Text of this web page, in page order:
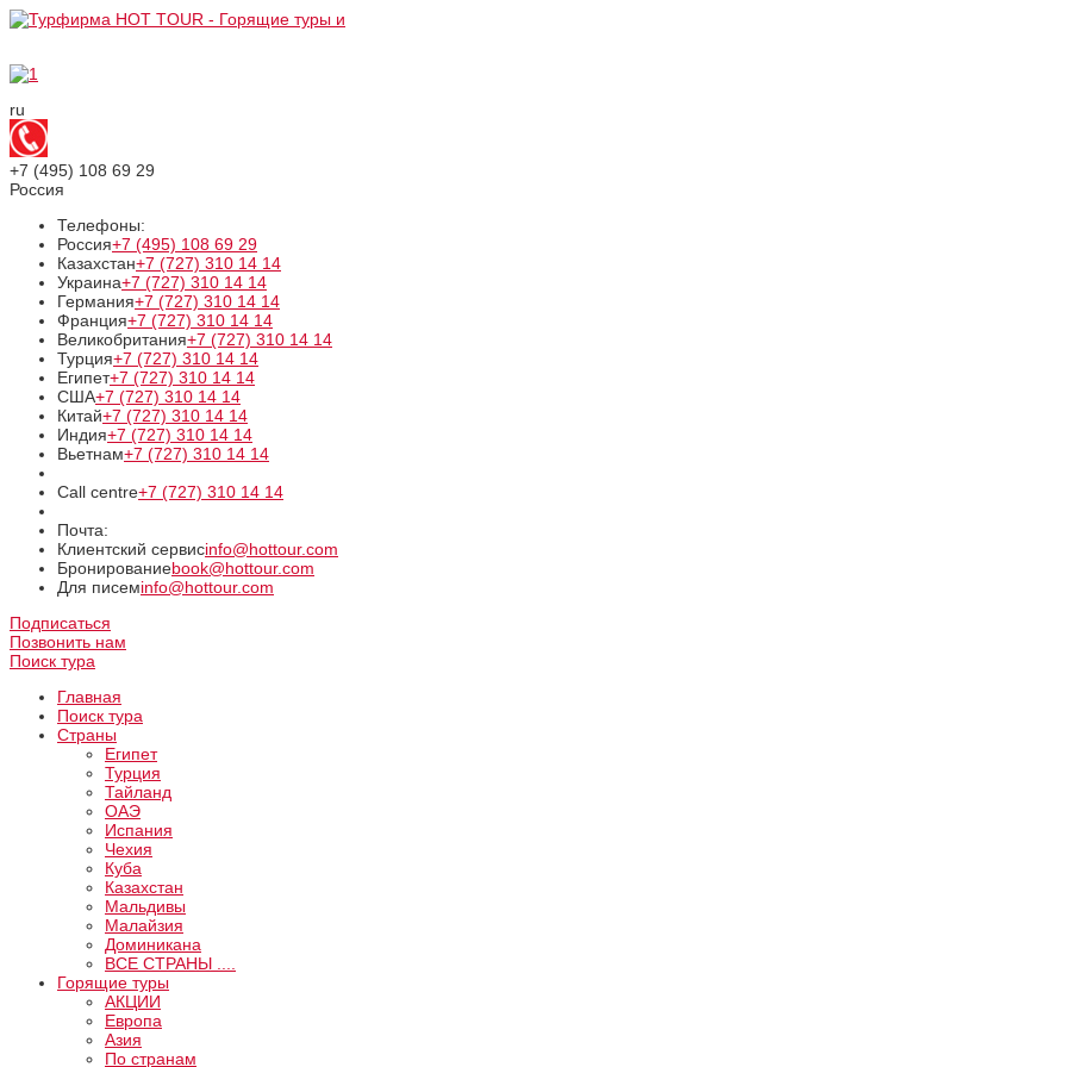
ru
+7 (495) 108 69 29
Россия
Телефоны:
Россия+7 (495) 108 69 29
Казахстан+7 (727) 310 14 14
Украина+7 (727) 310 14 14
Германия+7 (727) 310 14 14
Франция+7 (727) 310 14 14
Великобритания+7 (727) 310 14 14
Турция+7 (727) 310 14 14
Египет+7 (727) 310 14 14
США+7 (727) 310 14 14
Китай+7 (727) 310 14 14
Индия+7 (727) 310 14 14
Вьетнам+7 (727) 310 14 14
Call centre+7 (727) 310 14 14
Почта:
Клиентский сервисinfo@hottour.com
Бронированиеbook@hottour.com
Для писемinfo@hottour.com
Подписаться
Позвонить нам
Поиск тура
Главная
Поиск тура
Страны
Египет
Турция
Тайланд
ОАЭ
Испания
Чехия
Куба
Казахстан
Мальдивы
Малайзия
Доминикана
ВCE СТРАНЫ ....
Горящие туры
АКЦИИ
Европа
Азия
По странам